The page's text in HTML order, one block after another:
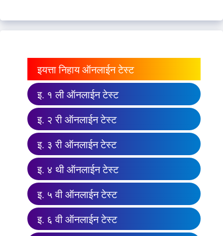
इयत्ता निहाय ऑनलाईन टेस्ट
इ. १ ली ऑनलाईन टेस्ट
इ. २ री ऑनलाईन टेस्ट
इ. ३ री ऑनलाईन टेस्ट
इ. ४ थी ऑनलाईन टेस्ट
इ. ५ वी ऑनलाईन टेस्ट
इ. ६ वी ऑनलाईन टेस्ट